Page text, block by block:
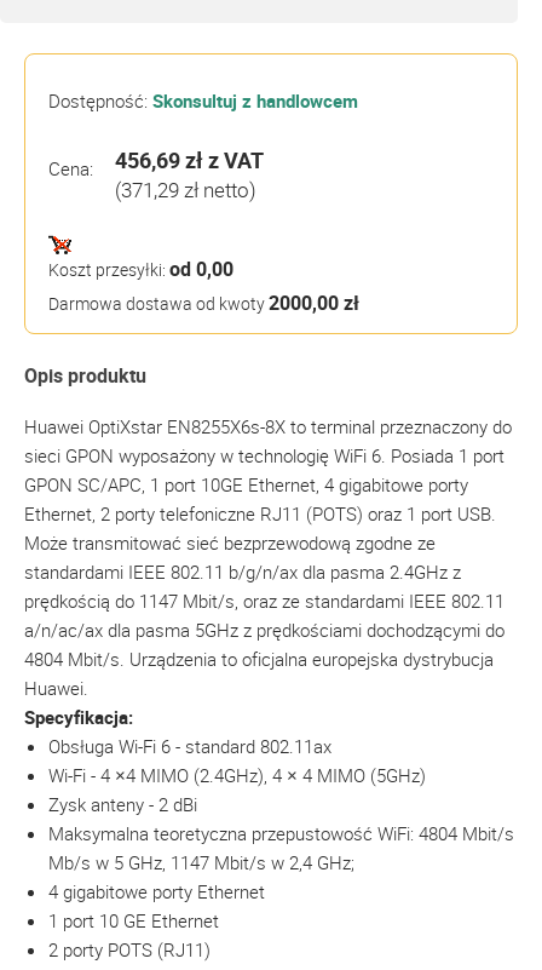
Dostępność: Skonsultuj z handlowcem
Cena: 456,69 złz VAT
(371,29 zł netto)
Koszt przesyłki: od 0,00
Darmowa dostawa od kwoty2000,00 zł
Opis produktu
Huawei OptiXstar EN8255X6s-8X to terminal przeznaczony do
sieci GPON wyposażony w technologię WiFi 6. Posiada 1 port
GPON SC/APC, 1 port 10GE Ethernet, 4 gigabitowe porty
Ethernet, 2 porty telefoniczne RJ11 (POTS) oraz 1 port USB.
Może transmitować sieć bezprzewodową zgodne ze
standardami IEEE 802.11 b/g/n/ax dla pasma 2.4GHz z
prędkością do 1147 Mbit/s, oraz ze standardami IEEE 802.11
a/n/ac/ax dla pasma 5GHz z prędkościami dochodzącymi do
4804 Mbit/s. Urządzenia to oficjalna europejska dystrybucja
Huawei.
Specyfikacja:
Obsługa Wi-Fi 6 - standard 802.11ax
Wi-Fi - 4 ×4 MIMO (2.4GHz), 4 × 4 MIMO (5GHz)
Zysk anteny - 2 dBi
Maksymalna teoretyczna przepustowość WiFi: 4804 Mbit/s
Mb/s w 5 GHz, 1147 Mbit/s w 2,4 GHz;
4 gigabitowe porty Ethernet
1 port 10 GE Ethernet
2 porty POTS (RJ11)